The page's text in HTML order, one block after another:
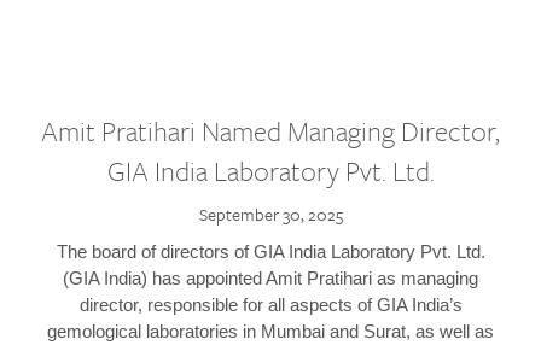
Amit Pratihari Named Managing Director,
GIA India Laboratory Pvt. Ltd.
September 30, 2025
The board of directors of GIA India Laboratory Pvt. Ltd.
(GIA India) has appointed Amit Pratihari as managing
director, responsible for all aspects of GIA India’s
gemological laboratories in Mumbai and Surat, as well as